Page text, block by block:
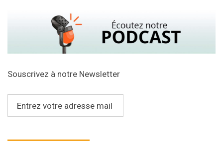
Souscrivez à notre Newsletter